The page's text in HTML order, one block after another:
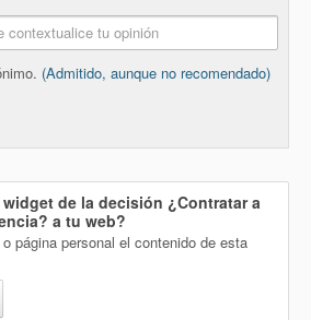
(Admitido, aunque no recomendado)
de la decisión ¿Contratar a
a tu web?
página personal el contenido de esta